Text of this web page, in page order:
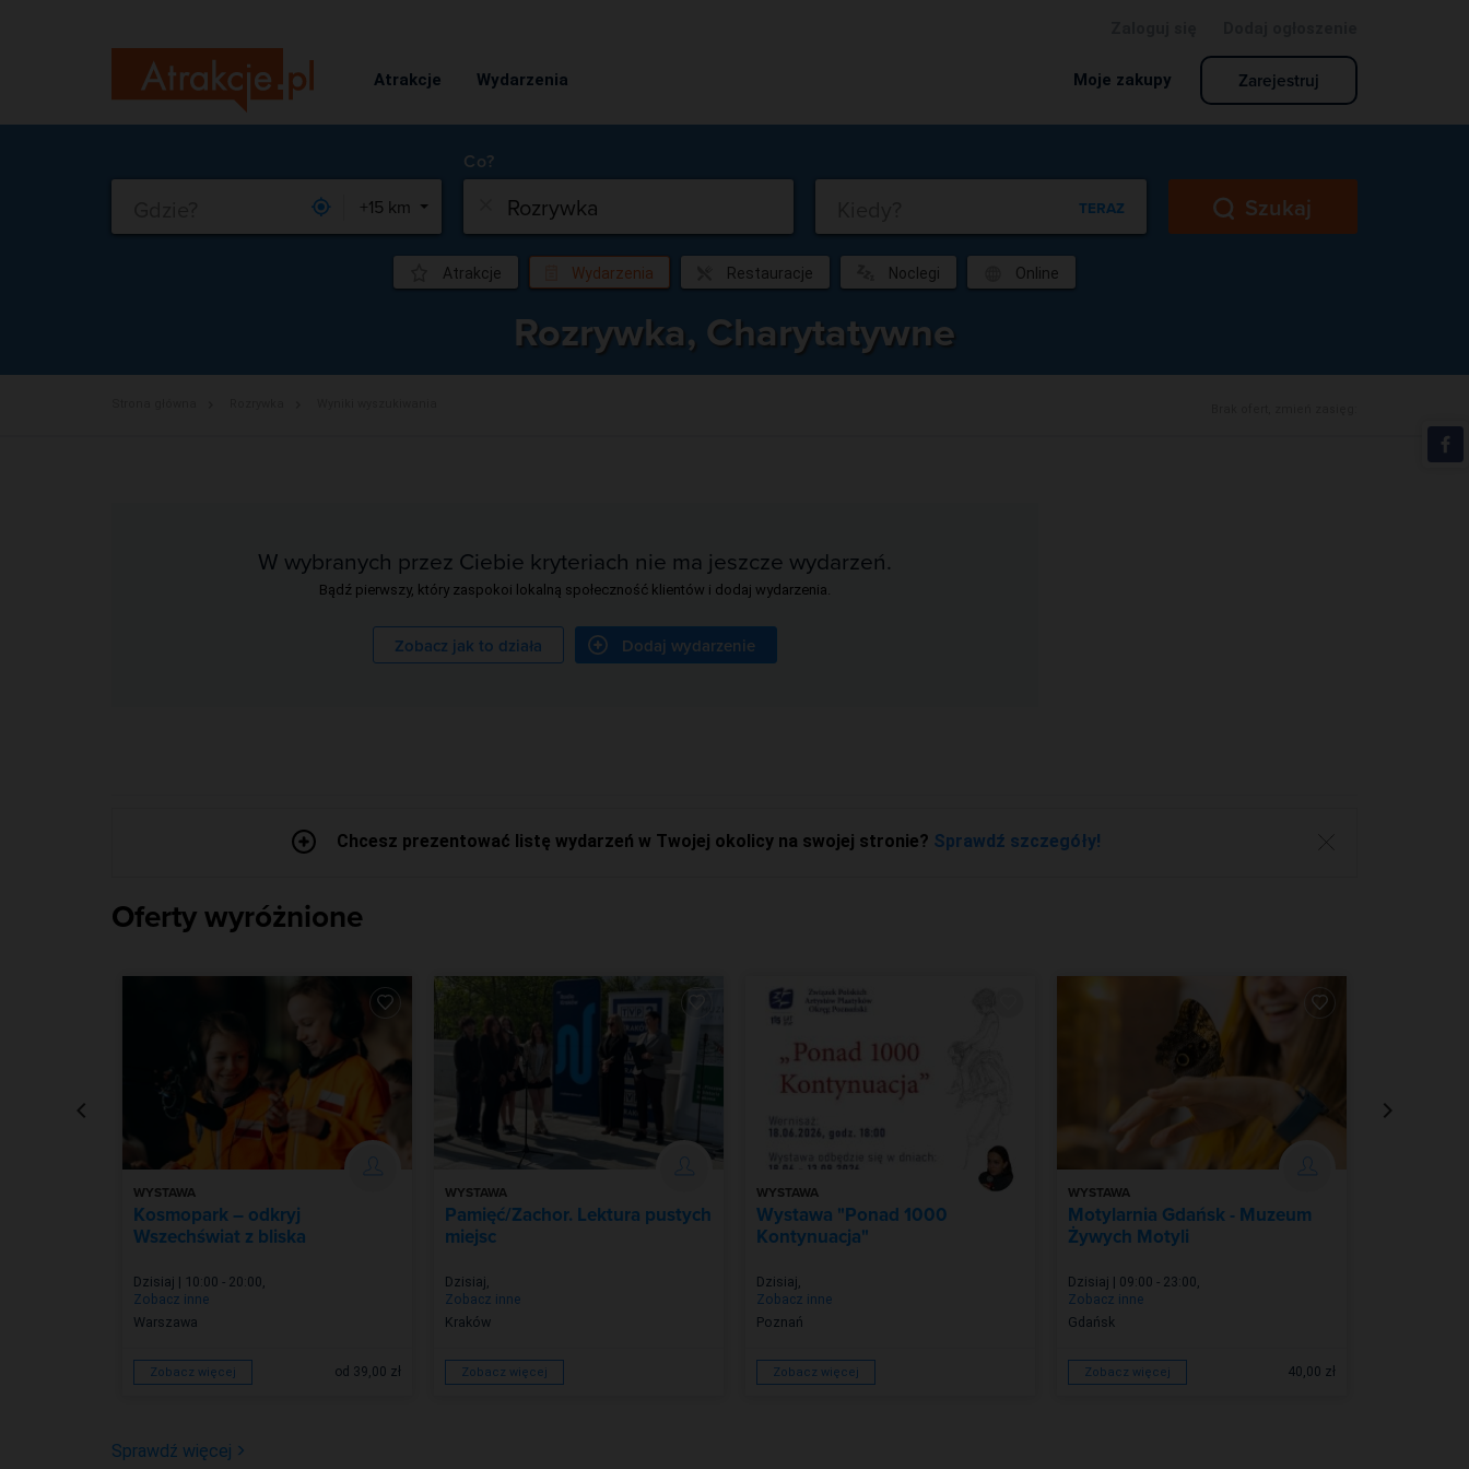
Atrakcje Wydarzenia Moje zakupy Zarejestruj
+15 km
Co?
TERAZ Szukaj
Atrakcje Wydarzenia Restauracje Noclegi Online
Rozrywka, Charytatywne
W wybranych przez Ciebie kryteriach nie ma jeszcze wydarzeń.
Bądź pierwszy, który zaspokoi lokalną społeczność klientów i dodaj wydarzenia.
Zobacz jak to działa Dodaj wydarzenie
Chcesz prezentować listę wydarzeń w Twojej okolicy na swojej stronie? Sprawdź szczegóły!
Oferty wyróżnione
WYSTAWA
Kosmopark – odkryj
Wszechświat z bliska
Dzisiaj | 10:00 - 20:00,
Zobacz inne
Warszawa
Zobacz więcej od 39,00 zł
WYSTAWA
Pamięć/Zachor. Lektura pustych
miejsc
Dzisiaj,
Zobacz inne
Kraków
Zobacz więcej
WYSTAWA
Wystawa "Ponad 1000
Kontynuacja"
Dzisiaj,
Zobacz inne
Poznań
Zobacz więcej
WYSTAWA
Motylarnia Gdańsk - Muzeum
Żywych Motyli
Dzisiaj | 09:00 - 23:00,
Zobacz inne
Gdańsk
Zobacz więcej 40,00 zł
Sprawdź więcej